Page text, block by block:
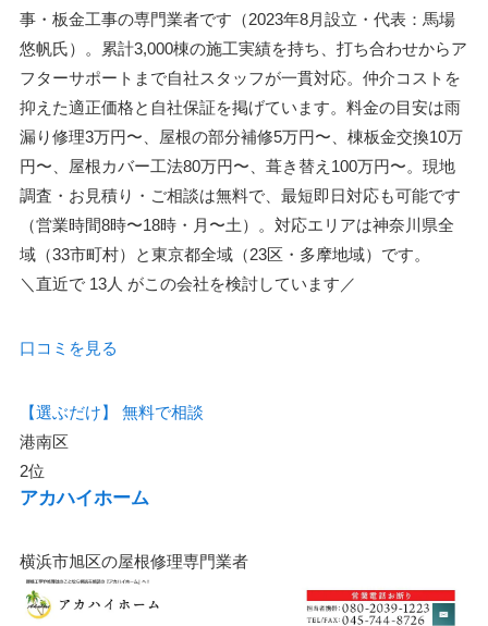
事・板金工事の専門業者です（2023年8月設立・代表：馬場
悠帆氏）。累計3,000棟の施工実績を持ち、打ち合わせからア
フターサポートまで自社スタッフが一貫対応。仲介コストを
抑えた適正価格と自社保証を掲げています。料金の目安は雨
漏り修理3万円〜、屋根の部分補修5万円〜、棟板金交換10万
円〜、屋根カバー工法80万円〜、葺き替え100万円〜。現地
調査・お見積り・ご相談は無料で、最短即日対応も可能です
（営業時間8時〜18時・月〜土）。対応エリアは神奈川県全
域（33市町村）と東京都全域（23区・多摩地域）です。
＼直近で 13人 がこの会社を検討しています／
口コミを見る
【選ぶだけ】
無料で相談
港南区
2位
アカハイホーム
横浜市旭区の屋根修理専門業者